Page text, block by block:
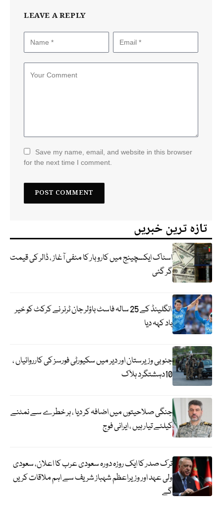
LEAVE A REPLY
Save my name, email, and website in this browser
for the next time I comment.
تازہ ترین خبریں
اسٹاک ایکسچینج میں کاروبار کا منفی آغاز ، ڈالر کی قیمت
گر گئی
انگلینڈ کے 25 سالہ فاسٹ باؤلر جان ٹرنر نے کرکٹ کو خیر
باد کہہ دیا
جنوبی وزیرستان اور دیر میں سکیورٹی فورسز کی کارروائیاں ،
10دہشتگرد ہلاک
جنگی صلاحیتوں میں اضافہ کر دیا ، ہر خطرے سے نمٹنے
کیلئے تیار ہیں ، ایرانی فوج
ترک صدر کا ایک روزہ دورہ سعودی عرب کا اعلان، سعودی
ولی عہد اور وزیراعظم شہباز شریف سے اہم ملاقات کریں
گے